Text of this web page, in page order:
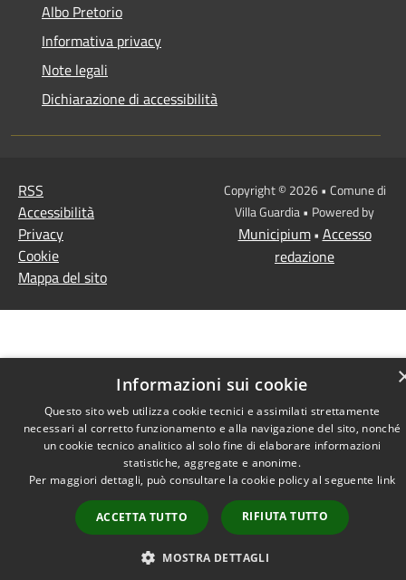
Albo Pretorio
Informativa privacy
Note legali
Dichiarazione di accessibilità
RSS
Accessibilità
Privacy
Cookie
Mappa del sito
Copyright © 2026 • Comune di
Villa Guardia • Powered by
Municipium• Accesso
redazione
Informazioni sui cookie
Questo sito web utilizza cookie tecnici e assimilati strettamente
necessari al corretto funzionamento e alla navigazione del sito, nonché
un cookie tecnico analitico al solo fine di elaborare informazioni
statistiche, aggregate e anonime.
Per maggiori dettagli, può consultare la cookie policy al seguente link
ACCETTA TUTTO RIFIUTA TUTTO
MOSTRA DETTAGLI